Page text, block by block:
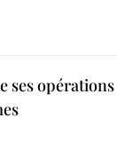
ses opérations